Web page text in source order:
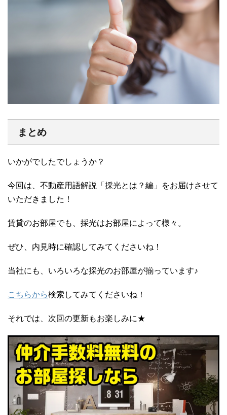
まとめ
いかがでしたでしょうか？
今回は、不動産用語解説「採光とは？編」をお届けさせて
いただきました！
賃貸のお部屋でも、採光はお部屋によって様々。
ぜひ、内見時に確認してみてくださいね！
当社にも、いろいろな採光のお部屋が揃っています♪
こちらから検索してみてくださいね！
それでは、次回の更新もお楽しみに★